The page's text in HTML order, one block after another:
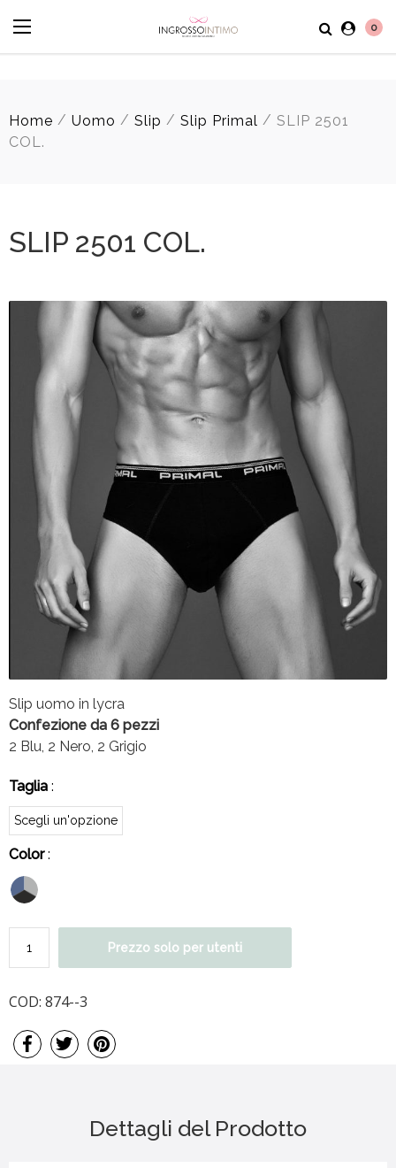
0
Home / Uomo / Slip / Slip Primal / SLIP 2501
COL.
SLIP 2501 COL.
Slip uomo in lycra
Confezione da 6 pezzi
2 Blu, 2 Nero, 2 Grigio
Taglia :
Color:
Prezzo solo per utenti
COD: 874--3
Dettagli del Prodotto